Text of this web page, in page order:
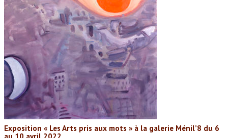
Exposition « Les Arts pris aux mots » à la galerie Ménil’8 du 6